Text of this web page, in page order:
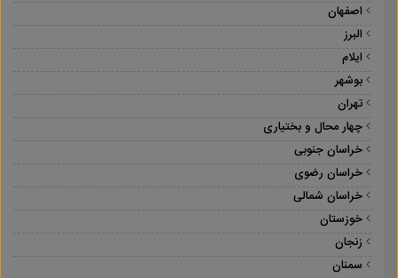
اصفهان
البرز
ایلام
بوشهر
تهران
چهار محال و بختیاری
خراسان جنوبی
خراسان رضوی
خراسان شمالی
خوزستان
زنجان
سمنان